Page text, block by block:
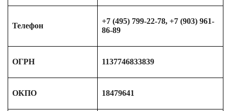
Телефон
+7 (495) 799-22-78, +7 (903) 961-
86-89
ОГРН 1137746833839
ОКПО 18479641